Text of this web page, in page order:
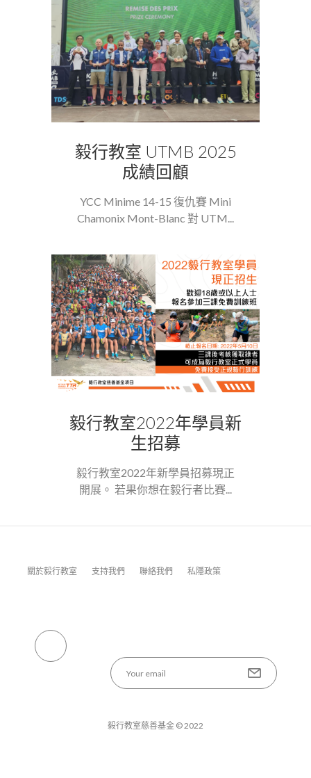
毅行教室 UTMB 2025
成績回顧
YCC Minime 14-15 復仇賽 Mini
Chamonix Mont-Blanc 對 UTM...
毅行教室2022年學員新
生招募
毅行教室2022年新學員招募現正
開展。 若果你想在毅行者比賽...
關於毅行教室 支持我們 聯絡我們 私隱政策
毅行教室慈善基金 © 2022